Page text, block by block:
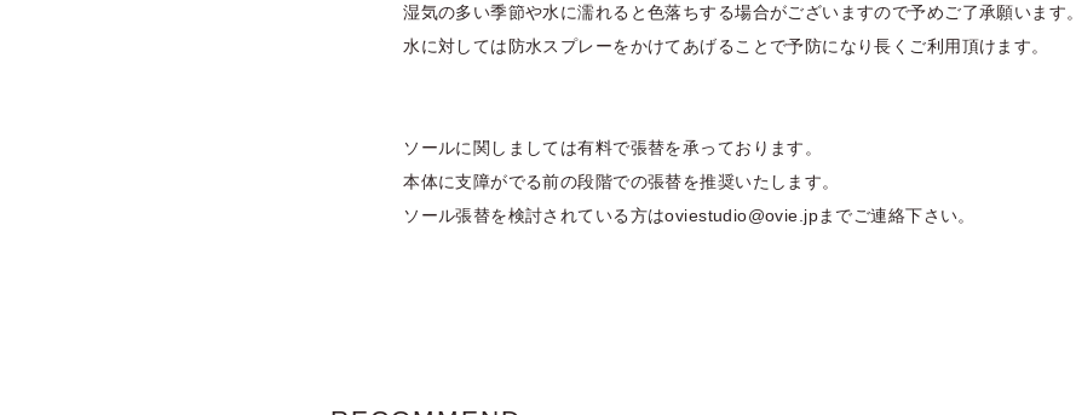
湿気の多い季節や水に濡れると色落ちする場合がございますので予めご了承願います。
水に対しては防水スプレーをかけてあげることで予防になり長くご利用頂けます。
ソールに関しましては有料で張替を承っております。
本体に支障がでる前の段階での張替を推奨いたします。
ソール張替を検討されている方はoviestudio@ovie.jpまでご連絡下さい。